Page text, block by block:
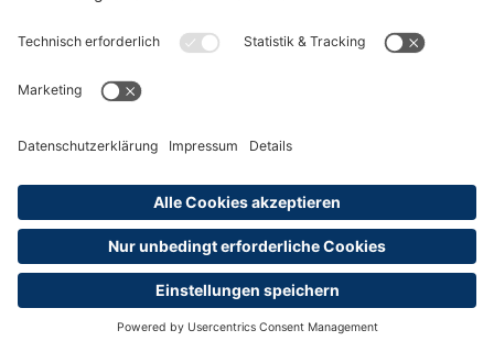
AdA Vorbereitungskurse
Es gibt ein großes Angebot an kostenpflichtigen
Sie können den Vorbereitungskurs in Vollzeit,
berufsbegleitend, als Intensivkurs oder auch als Online-
Kurs machen. Je nachdem welches Modell Sie wählen,
müssen Sie bis zu drei Monate für einen AdA
Vorbereitungskurs einplanen. Die Kosten liegen je nach
Anbieter zwischen ca. 350€ und 900€.